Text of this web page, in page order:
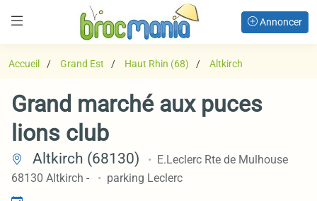
Annoncer
Accueil Grand Est Haut Rhin (68) Altkirch
Grand marché aux puces
lions club
Altkirch (68130)
E.Leclerc Rte de Mulhouse
68130 Altkirch - parking Leclerc